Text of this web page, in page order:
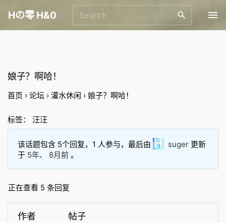
i
Hの零 H&0
e
娘子？啊哈！
首页 › 论坛 › 灌水休闲 › 娘子？啊哈！
标签： 汪汪
该话题包含 5个回复，1 人参与，最后由 suger更新
于 5年、 8月前。
正在查看 5 条回复
作者 帖子